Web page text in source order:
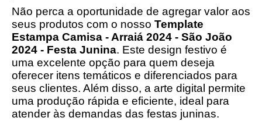
Não perca a oportunidade de agregar valor aos
seus produtos com o nosso Template
Estampa Camisa - Arraiá 2024 - São João
2024 - Festa Junina. Este design festivo é
uma excelente opção para quem deseja
oferecer itens temáticos e diferenciados para
seus clientes. Além disso, a arte digital permite
uma produção rápida e eficiente, ideal para
atender às demandas das festas juninas.